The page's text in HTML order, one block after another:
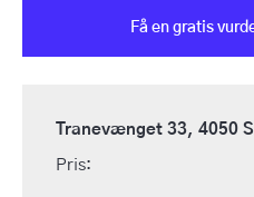
Tranevænget 33, 4050
Pris:
Få en gratis